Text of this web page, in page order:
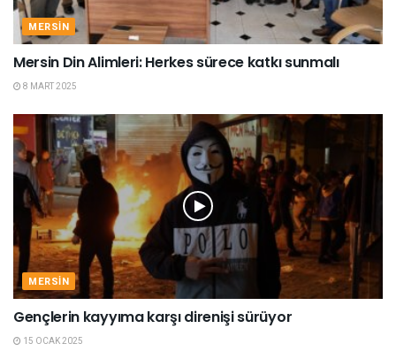
MERSIN
Mersin Din Alimleri: Herkes sürece katkı sunmalı
8 MART 2025
MERSIN
Gençlerin kayyıma karşı direnişi sürüyor
15 OCAK 2025